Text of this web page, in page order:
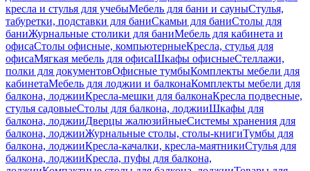
кресла и стулья для учебыМебель для бани и сауныСтулья,
табуретки, подставки для баниСкамьи для баниСтолы для
баниЖурнальные столики для баниМебель для кабинета и
офисаСтолы офисные, компьютерныеКресла, стулья для
офисаМягкая мебель для офисаШкафы офисныеСтеллажи,
полки для документовОфисные тумбыКомплекты мебели для
кабинетаМебель для лоджии и балконаКомплекты мебели для
балкона, лоджииКресла-мешки для балконаКресла подвесные,
стулья садовыеСтолы для балкона, лоджииШкафы для
балкона, лоджииДверцы жалюзийныеСистемы хранения для
балкона, лоджииЖурнальные столы, столы-книгиТумбы для
балкона, лоджииКресла-качалки, кресла-маятникиСтулья для
балкона, лоджииКресла, пуфы для балкона,